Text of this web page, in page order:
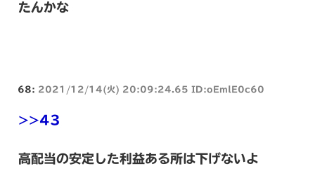
たんかな
68: 2021/12/14(火) 20:09:24.65 ID:oEmlE0c60
>>43
高配当の安定した利益ある所は下げないよ